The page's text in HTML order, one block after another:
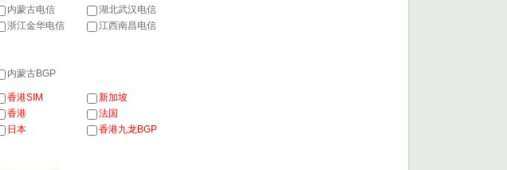
内蒙古电信
湖北武汉电信
浙江金华电信 江西南昌电信
内蒙古BGP
香港SIM
新加坡
香港
法国
日本
香港九龙BGP